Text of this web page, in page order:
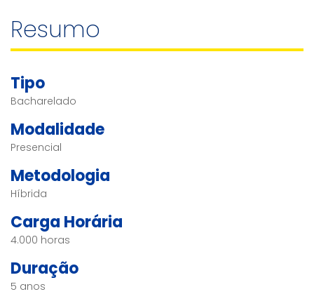
Resumo
Tipo
Bacharelado
Modalidade
Presencial
Metodologia
Híbrida
Carga Horária
4.000 horas
Duração
5 anos